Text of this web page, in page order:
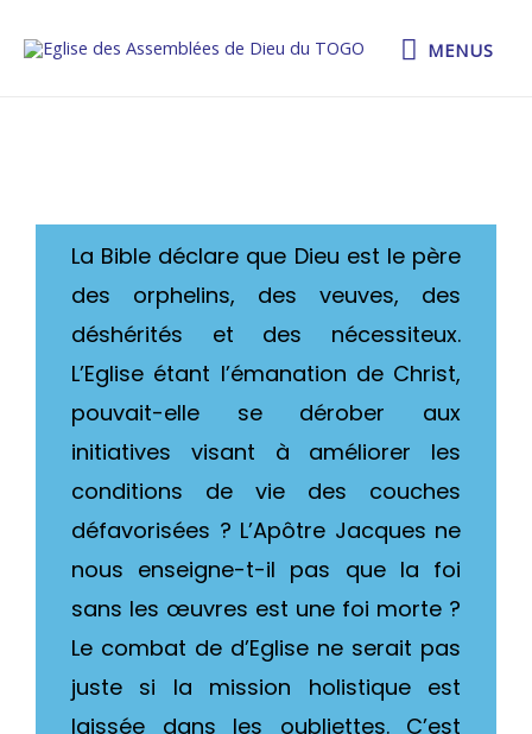
MENUS
La Bible déclare que Dieu est le père
des orphelins, des veuves, des
déshérités et des nécessiteux.
L’Eglise étant l’émanation de Christ,
pouvait-elle se dérober aux
initiatives visant à améliorer les
conditions de vie des couches
défavorisées ? L’Apôtre Jacques ne
nous enseigne-t-il pas que la foi
sans les œuvres est une foi morte ?
Le combat de d’Eglise ne serait pas
juste si la mission holistique est
laissée dans les oubliettes. C’est